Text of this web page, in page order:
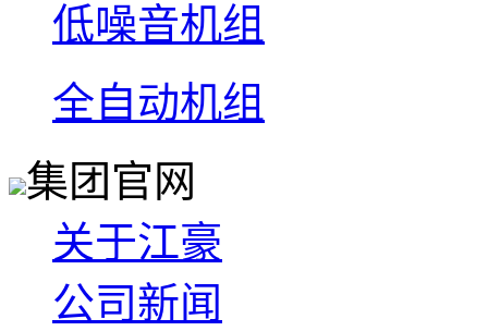
低噪音机组
全自动机组
集团官网
关于江豪
公司新闻